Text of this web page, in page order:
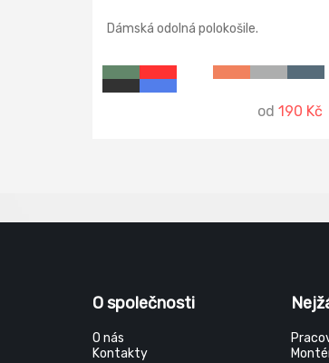
Dámská odolná polokošile.
od 190 Kč
O společnosti
O nás
Kontakty